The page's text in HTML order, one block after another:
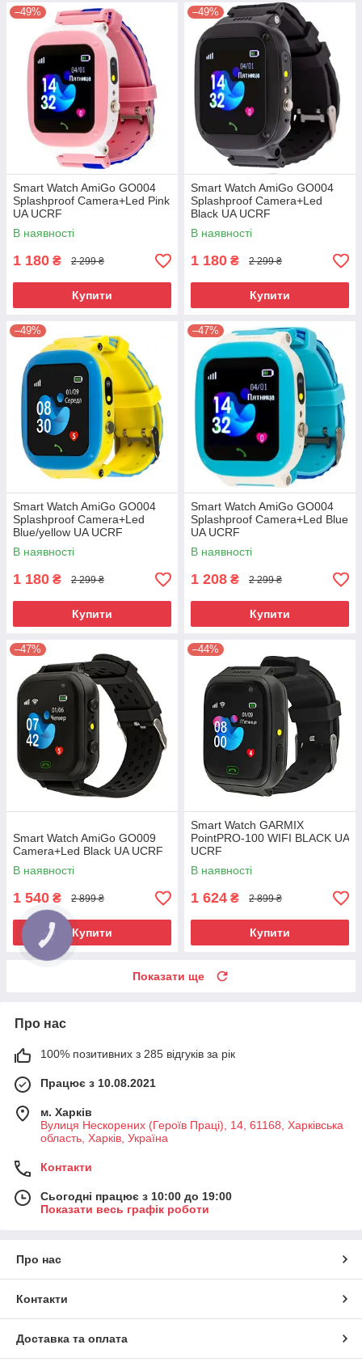
–49%
Smart Watch AmiGo GO004
Splashproof Camera+Led Pink
UA UCRF
В наявності
1 180 ₴ 2 299 ₴
Купити
–49%
Smart Watch AmiGo GO004
Splashproof Camera+Led
Black UA UCRF
В наявності
1 180 ₴ 2 299 ₴
Купити
–49%
Smart Watch AmiGo GO004
Splashproof Camera+Led
Blue/yellow UA UCRF
В наявності
1 180 ₴ 2 299 ₴
Купити
–47%
Smart Watch AmiGo GO004
Splashproof Camera+Led Blue
UA UCRF
В наявності
1 208 ₴ 2 299 ₴
Купити
–47%
Smart Watch AmiGo GO009
Camera+Led Black UA UCRF
В наявності
1 540 ₴ 2 899 ₴
Купити
–44%
Smart Watch GARMIX
PointPRO-100 WIFI BLACK UA
UCRF
В наявності
1 624 ₴ 2 899 ₴
Купити
Показати ще
Про нас
100% позитивних з 285 відгуків за рік
Працює з 10.08.2021
м. Харків
Вулиця Нескорених (Героїв Праці), 14, 61168, Харківська
область, Харків, Україна
Контакти
Сьогодні працює з 10:00 до 19:00
Показати весь графік роботи
Про нас
Контакти
Доставка та оплата